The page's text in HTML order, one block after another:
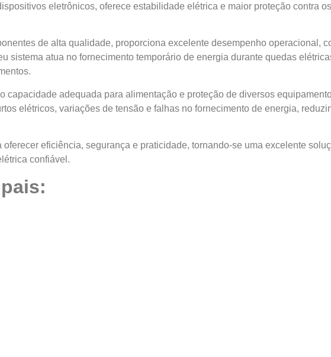
eletrônicos, oferece estabilidade elétrica e maior proteção contra
de alta qualidade, proporciona excelente desempenho operacional,
sistema atua no fornecimento temporário de energia durante quedas
capacidade adequada para alimentação e proteção de diversos
elétricos, variações de tensão e falhas no fornecimento de energia,
eficiência, segurança e praticidade, tornando-se uma excelente
confiável.